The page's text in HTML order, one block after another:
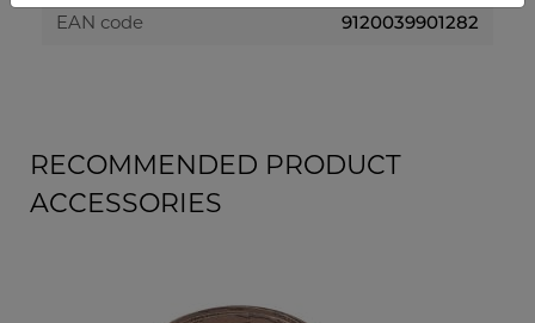
EAN code 9120039901282
RECOMMENDED PRODUCT
ACCESSORIES